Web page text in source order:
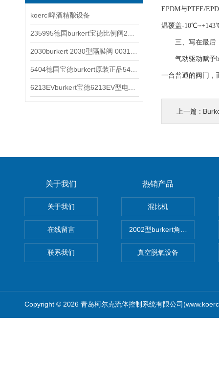
koercl啤酒精酿设备
EPDM与PTFE/
温覆盖-
三、写在最后
气动驱动赋予
一台普通的阀门，
上一篇 :
关于我们
关于我们
在线留言
联系我们
热销产品
混比机
2002型burkert角座阀
真空脱氧设备
Copyright © 2026 青岛柯尔克流体控制系统有限公司